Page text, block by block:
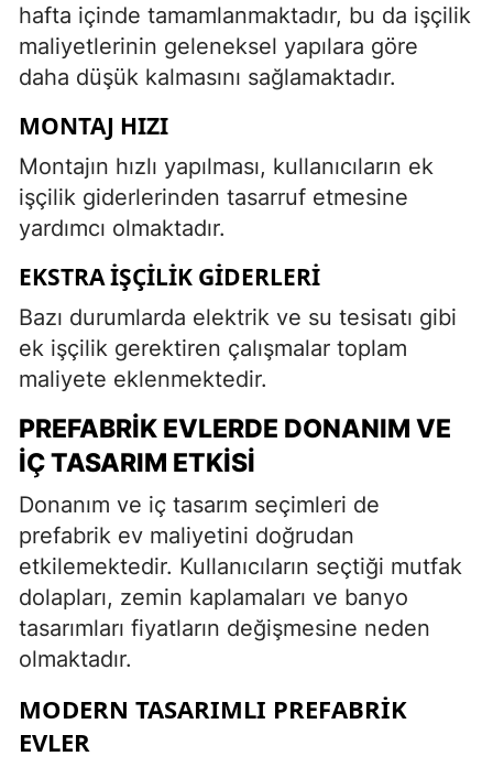
hafta içinde tamamlanmaktadır, bu da işçilik
maliyetlerinin geleneksel yapılara göre
daha düşük kalmasını sağlamaktadır.
MONTAJ HIZI
Montajın hızlı yapılması, kullanıcıların ek
işçilik giderlerinden tasarruf etmesine
yardımcı olmaktadır.
EKSTRA İŞÇILIK GIDERLERI
Bazı durumlarda elektrik ve su tesisatı gibi
ek işçilik gerektiren çalışmalar toplam
maliyete eklenmektedir.
PREFABRIK EVLERDE DONANIM VE
İÇ TASARIM ETKISI
Donanım ve iç tasarım seçimleri de
prefabrik ev maliyetini doğrudan
etkilemektedir. Kullanıcıların seçtiği mutfak
dolapları, zemin kaplamaları ve banyo
tasarımları fiyatların değişmesine neden
olmaktadır.
MODERN TASARIMLI PREFABRIK
EVLER